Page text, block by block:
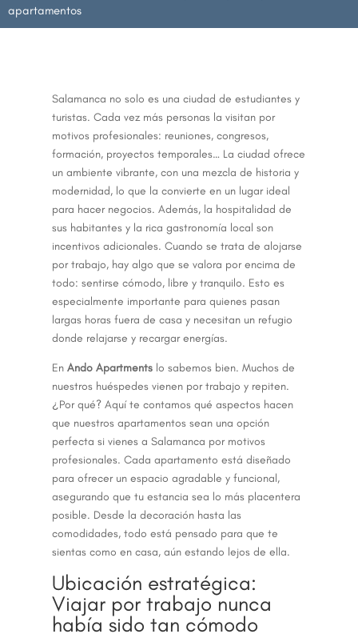
apartamentos
Salamanca no solo es una ciudad de estudiantes y
turistas. Cada vez más personas la visitan por
motivos profesionales: reuniones, congresos,
formación, proyectos temporales… La ciudad ofrece
un ambiente vibrante, con una mezcla de historia y
modernidad, lo que la convierte en un lugar ideal
para hacer negocios. Además, la hospitalidad de
sus habitantes y la rica gastronomía local son
incentivos adicionales. Cuando se trata de alojarse
por trabajo, hay algo que se valora por encima de
todo: sentirse cómodo, libre y tranquilo. Esto es
especialmente importante para quienes pasan
largas horas fuera de casa y necesitan un refugio
donde relajarse y recargar energías.
En Ando Apartmentslo sabemos bien. Muchos de
nuestros huéspedes vienen por trabajo y repiten.
¿Por qué? Aquí te contamos qué aspectos hacen
que nuestros apartamentos sean una opción
perfecta si vienes a Salamanca por motivos
profesionales. Cada apartamento está diseñado
para ofrecer un espacio agradable y funcional,
asegurando que tu estancia sea lo más placentera
posible. Desde la decoración hasta las
comodidades, todo está pensado para que te
sientas como en casa, aún estando lejos de ella.
Ubicación estratégica:
Viajar por trabajo nunca
había sido tan cómodo